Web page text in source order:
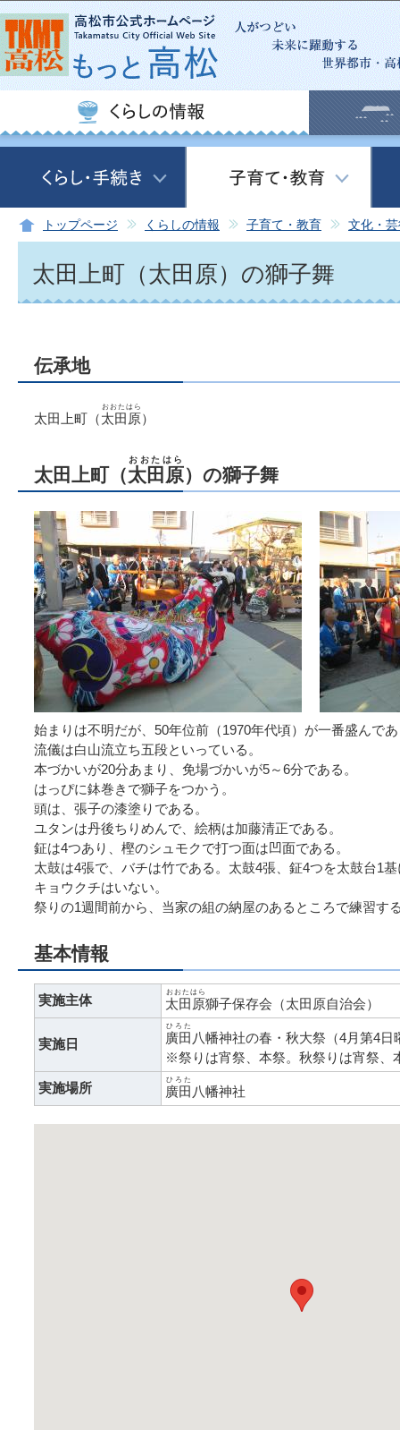
このページの本文へ移動
トップページ くらしの情報 子育て・教育 文化・
太田上町（太田原）の獅子舞
伝承地
太田上町（太田原
おおたはら
）
太田上町（太田原
おおたはら
）の獅子舞
始まりは不明だが、50年位前（1970年代頃）が一番盛んで
流儀は白山流立ち五段といっている。
本づかいが20分あまり、免場づかいが5～6分である。
はっぴに鉢巻きで獅子をつかう。
頭は、張子の漆塗りである。
ユタンは丹後ちりめんで、絵柄は加藤清正である。
鉦は4つあり、樫のシュモクで打つ面は凹面である。
太鼓は4張で、バチは竹である。太鼓4張、鉦4つを太鼓台1
キョウクチはいない。
祭りの1週間前から、当家の組の納屋のあるところで練習す
基本情報
実施主体 太田原
おおたはら
獅子保存会（太田原自治会）
実施日 廣田
ひろた
八幡神社の春・秋大祭（4月第4
※祭りは宵祭、本祭。秋祭りは宵祭、
実施場所
廣田
ひろた
八幡神社